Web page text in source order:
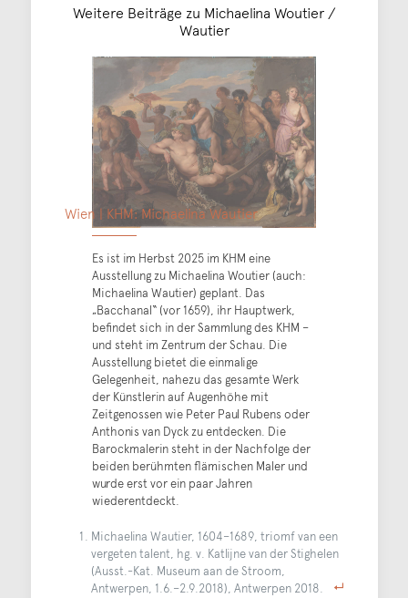
Weitere Beiträge zu Michaelina Woutier /
Wautier
Wien | KHM: Michaelina Wautier
Es ist im Herbst 2025 im KHM eine
Ausstellung zu Michaelina Woutier (auch:
Michaelina Wautier) geplant. Das
„Bacchanal“ (vor 1659), ihr Hauptwerk,
befindet sich in der Sammlung des KHM –
und steht im Zentrum der Schau. Die
Ausstellung bietet die einmalige
Gelegenheit, nahezu das gesamte Werk
der Künstlerin auf Augenhöhe mit
Zeitgenossen wie Peter Paul Rubens oder
Anthonis van Dyck zu entdecken. Die
Barockmalerin steht in der Nachfolge der
beiden berühmten flämischen Maler und
wurde erst vor ein paar Jahren
wiederentdeckt.
Michaelina Wautier, 1604–1689, triomf van een
vergeten talent, hg. v. Katlijne van der Stighelen
(Ausst.-Kat. Museum aan de Stroom,
Antwerpen, 1.6.–2.9.2018), Antwerpen 2018.